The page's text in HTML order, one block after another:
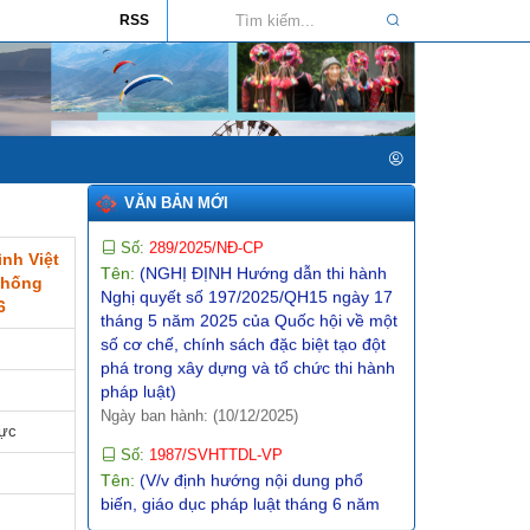
RSS
Việt
VĂN BẢN MỚI
trên địa bàn tỉnh Lai Châu)
Ngày ban hành: (26/01/2026)
Số: 555/QĐ-SVHTTDL
Tên:(QUYẾT ĐỊNH Về việc giao dự
toán thu, chi ngân sách địa phương
Ngày ban hành: (31/12/2025)
Số:289/2025/NĐ-CP
Tên:(NGHỊ ĐỊNH Hướng dẫn thi hành
Nghị quyết số 197/2025/QH15 ngày 17
tháng 5 năm 2025 của Quốc hội về một
số cơ chế, chính sách đặc biệt tạo đột
phá trong xây dựng và tổ chức thi hành
pháp luật)
Ngày ban hành: (10/12/2025)
Tên:(V/v định hướng nội dung phổ
biến, giáo dục pháp luật tháng 6 năm
2026)